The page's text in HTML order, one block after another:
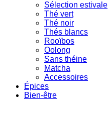
Sélection estivale
Thé vert
Thé noir
Thés blancs
Rooïbos
Oolong
Sans théine
Matcha
Accessoires
Épices
Bien-être